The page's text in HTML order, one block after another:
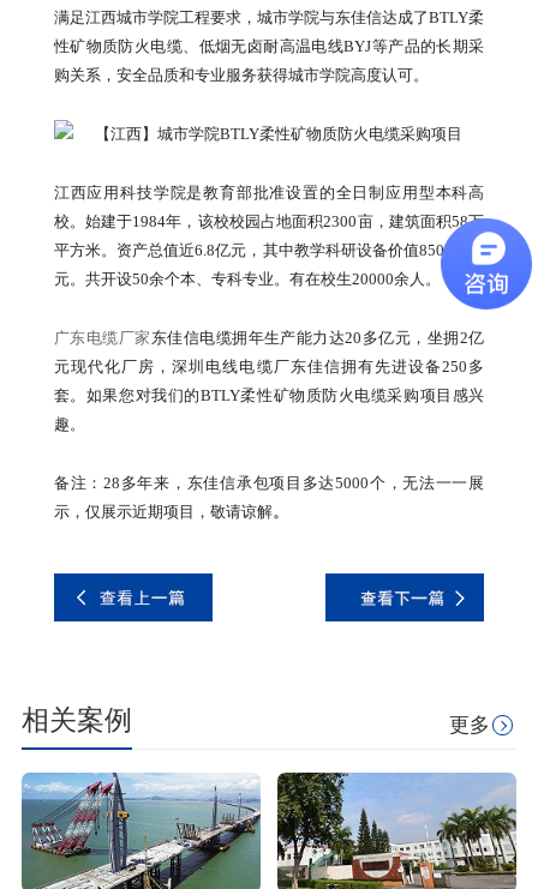
满足江西城市学院工程要求，城市学院与东佳信达成了BTLY柔
性矿物质防火电缆、低烟无卤耐高温电线BYJ等产品的长期采
购关系，安全品质和专业服务获得城市学院高度认可。
江西应用科技学院是教育部批准设置的全日制应用型本科高
校。始建于1984年，该校校园占地面积2300亩，建筑面积58万
平方米。资产总值近6.8亿元，其中教学科研设备价值8500余万
元。共开设50余个本、专科专业。有在校生20000余人。
广东电缆厂家 东佳信电缆拥年生产能力达20多亿元，坐拥2亿
元现代化厂房，深圳电线电缆厂东佳信拥有先进设备250多
套。如果您对我们的BTLY柔性矿物质防火电缆采购项目感兴
趣。
备注：28多年来，东佳信承包项目多达5000个，无法一一展
示，仅展示近期项目，敬请谅解。
相关案例 更多